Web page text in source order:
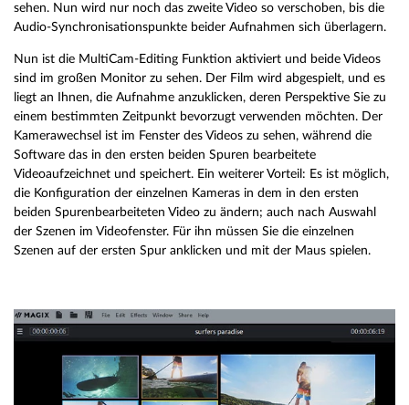
sehen. Nun wird nur noch das zweite Video so verschoben, bis die
Audio-Synchronisationspunkte beider Aufnahmen sich überlagern.
Nun ist die MultiCam-Editing Funktion aktiviert und beide Videos
sind im großen Monitor zu sehen. Der Film wird abgespielt, und es
liegt an Ihnen, die Aufnahme anzuklicken, deren Perspektive Sie zu
einem bestimmten Zeitpunkt bevorzugt verwenden möchten. Der
Kamerawechsel ist im Fenster des Videos zu sehen, während die
Software das in den ersten beiden Spuren bearbeitete
Videoaufzeichnet und speichert. Ein weiterer Vorteil: Es ist möglich,
die Konfiguration der einzelnen Kameras in dem in den ersten
beiden Spurenbearbeiteten Video zu ändern; auch nach Auswahl
der Szenen im Videofenster. Für ihn müssen Sie die einzelnen
Szenen auf der ersten Spur anklicken und mit der Maus spielen.